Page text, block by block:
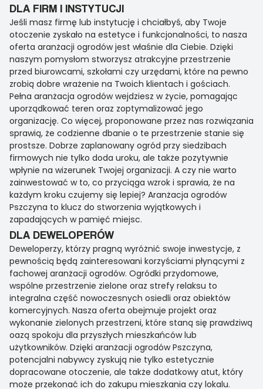
DLA FIRM I INSTYTUCJI
Jeśli masz firmę lub instytucję i chciałbyś, aby Twoje
otoczenie zyskało na estetyce i funkcjonalności, to nasza
oferta aranżacji ogrodów jest właśnie dla Ciebie. Dzięki
naszym pomysłom stworzysz atrakcyjne przestrzenie
przed biurowcami, szkołami czy urzędami, które na pewno
zrobią dobre wrażenie na Twoich klientach i gościach.
Pełna aranżacja ogrodów wejdziesz w życie, pomagając
uporządkować teren oraz zoptymalizować jego
organizację. Co więcej, proponowane przez nas rozwiązania
sprawią, że codzienne dbanie o te przestrzenie stanie się
prostsze. Dobrze zaplanowany ogród przy siedzibach
firmowych nie tylko doda uroku, ale także pozytywnie
wpłynie na wizerunek Twojej organizacji. A czy nie warto
zainwestować w to, co przyciąga wzrok i sprawia, że na
każdym kroku czujemy się lepiej? Aranżacja ogrodów
Pszczyna to klucz do stworzenia wyjątkowych i
zapadających w pamięć miejsc.
DLA DEWELOPERÓW
Deweloperzy, którzy pragną wyróżnić swoje inwestycje, z
pewnością będą zainteresowani korzyściami płynącymi z
fachowej aranżacji ogrodów. Ogródki przydomowe,
wspólne przestrzenie zielone oraz strefy relaksu to
integralna część nowoczesnych osiedli oraz obiektów
komercyjnych. Nasza oferta obejmuje projekt oraz
wykonanie zielonych przestrzeni, które staną się prawdziwą
oazą spokoju dla przyszłych mieszkańców lub
użytkowników. Dzięki aranżacji ogrodów Pszczyna,
potencjalni nabywcy zyskują nie tylko estetycznie
dopracowane otoczenie, ale także dodatkowy atut, który
może przekonać ich do zakupu mieszkania czy lokalu.